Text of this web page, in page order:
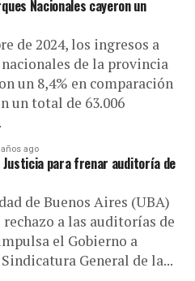
Nacionales cayeron un
de 2024, los ingresos a
de la provincia
un 8,4% en comparación
un total de 63.006
años ago
Justicia para frenar auditoría de
de Buenos Aires (UBA)
a las auditorías de
el Gobierno a
General de la...